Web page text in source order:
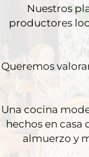
Nuestros
productores
Queremos
Una cocina
hechos en casa
almuerzo y